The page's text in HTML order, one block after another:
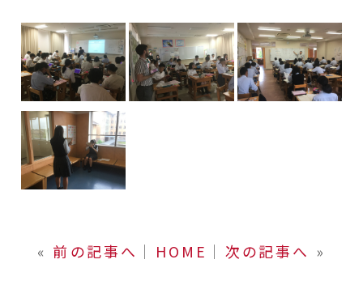
« 前の記事へ │ HOME │ 次の記事へ »